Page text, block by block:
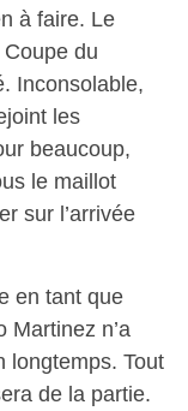
à faire. Le
du
Inconsolable,
les
beaucoup,
le maillot
sur l’arrivée
en tant que
Martinez n’a
longtemps. Tout
de la partie.